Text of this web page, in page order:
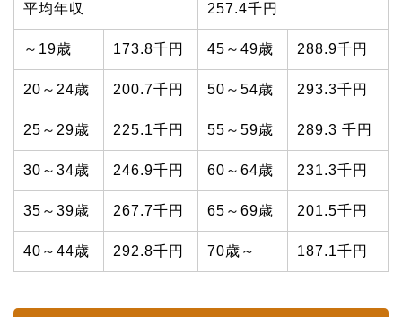
平均年収 257.4千円
～19歳 173.8千円 45～49歳 288.9千円
20～24歳 200.7千円 50～54歳 293.3千円
25～29歳 225.1千円 55～59歳 289.3 千円
30～34歳 246.9千円 60～64歳 231.3千円
35～39歳 267.7千円 65～69歳 201.5千円
40～44歳 292.8千円 70歳～ 187.1千円